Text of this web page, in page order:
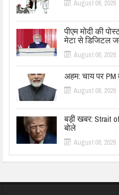
August 06, 2026
पीएम मोदी की
मेटा से डिजिटल
August 06, 2026
अहम: चाय पर PM
August 06, 2026
बड़ी खबर: Strait
बोले
August 06, 2026